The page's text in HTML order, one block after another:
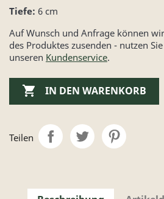
Tiefe: 6 cm
Auf Wunsch und Anfrage können
des Produktes zusenden - nutzen
unseren Kundenservice.
 IN DEN WARENKORB
Teilen